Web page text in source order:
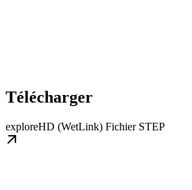
Télécharger
exploreHD (WetLink) Fichier STEP